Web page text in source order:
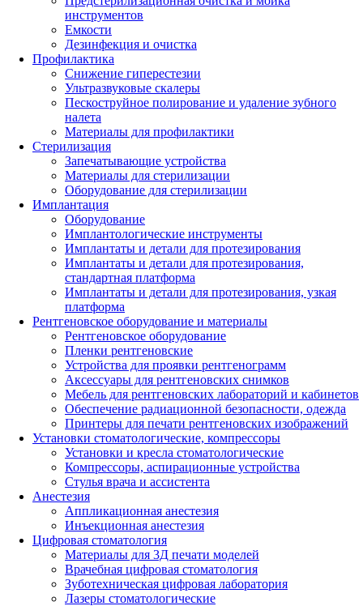
инструментов
Емкости
Дезинфекция и очистка
Профилактика
Снижение гиперестезии
Ультразвуковые скалеры
Пескоструйное полирование и удаление зубного
налета
Материалы для профилактики
Стерилизация
Запечатывающие устройства
Материалы для стерилизации
Оборудование для стерилизации
Имплантация
Оборудование
Имплантологические инструменты
Имплантаты и детали для протезирования
Имплантаты и детали для протезирования,
стандартная платформа
Имплантаты и детали для протезирования, узкая
платформа
Рентгеновское оборудование и материалы
Рентгеновское оборудование
Пленки рентгеновские
Устройства для проявки рентгенограмм
Аксессуары для рентгеновских снимков
Мебель для рентгеновских лабораторий и кабинетов
Обеспечение радиационной безопасности, одежда
Принтеры для печати рентгеновских изображений
Установки стоматологические, компрессоры
Установки и кресла стоматологические
Компрессоры, аспирационные устройства
Стулья врача и ассистента
Анестезия
Аппликационная анестезия
Инъекционная анестезия
Цифровая стоматология
Материалы для 3Д печати моделей
Врачебная цифровая стоматология
Зуботехническая цифровая лаборатория
Лазеры стоматологические